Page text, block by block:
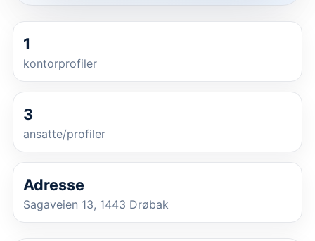
1
kontorprofiler
3
ansatte/profiler
Adresse
Sagaveien 13, 1443 Drøbak